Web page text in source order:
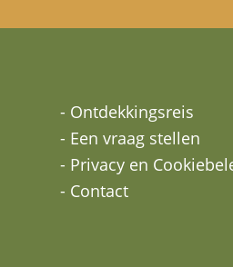
- Ontdekkingsreis
- Een vraag stellen
- Privacy en
- Contact